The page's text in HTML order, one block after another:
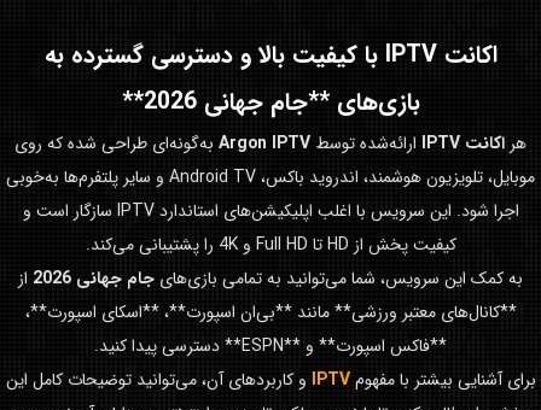
اکانت IPTV با کیفیت بالا و دسترسی گسترده به
بازی‌های **جام جهانی 2026**
هر اکانت IPTV ارائه‌شده توسط Argon IPTV به‌گونه‌ای طراحی شده که روی
موبایل، تلویزیون هوشمند، اندروید باکس، Android TV و سایر پلتفرم‌ها به‌خوبی
اجرا شود. این سرویس با اغلب اپلیکیشن‌های استاندارد IPTV سازگار است و
کیفیت پخش از HD تا Full HD و 4K را پشتیبانی می‌کند.
به کمک این سرویس، شما می‌توانید به تمامی بازی‌های جام جهانی 2026
از
**کانال‌های معتبر ورزشی** مانند **بی‌ان اسپورت**، **اسکای اسپورت**،
**فاکس اسپورت** و **ESPN** دسترسی پیدا کنید.
برای آشنایی بیشتر با مفهومIPTV و کاربردهای آن، می‌توانید توضیحات کامل این